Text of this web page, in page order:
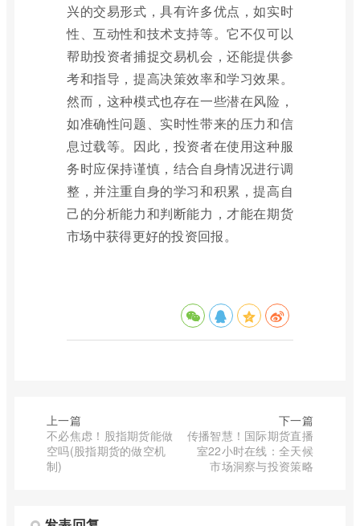
兴的交易形式，具有许多优点，如实时
性、互动性和技术支持等。它不仅可以
帮助投资者捕捉交易机会，还能提供参
考和指导，提高决策效率和学习效果。
然而，这种模式也存在一些潜在风险，
如准确性问题、实时性带来的压力和信
息过载等。因此，投资者在使用这种服
务时应保持谨慎，结合自身情况进行调
整，并注重自身的学习和积累，提高自
己的分析能力和判断能力，才能在期货
市场中获得更好的投资回报。
上一篇
不必焦虑！股指期货能做
空吗(股指期货的做空机
制)
下一篇
传播智慧！国际期货直播
室22小时在线：全天候
市场洞察与投资策略